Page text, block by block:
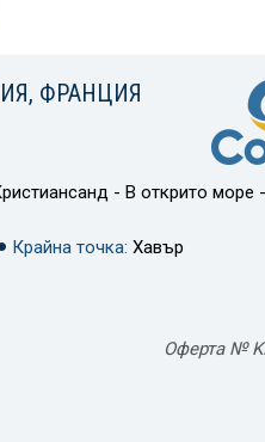
ФРАНЦИЯ
- В открито море -
Крайна точка: Хавър
Оферта №